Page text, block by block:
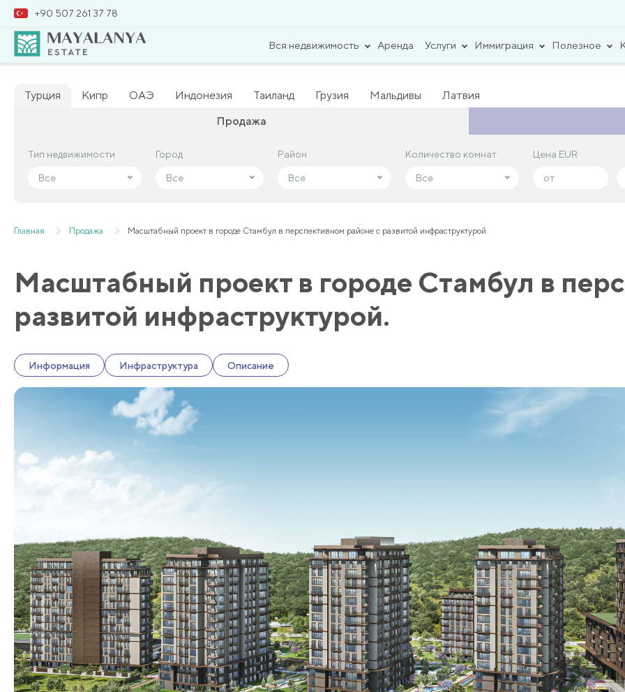
+90 507 261 37 78
Вся недвижимость Аренда Услуги Иммиграция Полезное
Турция Кипр ОАЭ Индонезия Таиланд Грузия Мальдивы
Латвия
Продажа
Тип недвижимости
Все
Город
Все
Район
Все
Количество комнат
Все
Цена EUR
Тип недвижимости
Все
Город
Все
Район
Все
Количество комнат
Все
Цена EUR
Главная Продажа Масштабный проект в городе Стамбул в перспективном районе с развитой инфраструктурой.
Масштабный проект в городе Стамбул в
развитой инфраструктурой.
Информация Инфраструктура Описание